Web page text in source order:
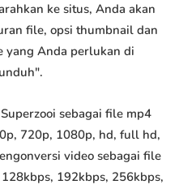
ke situs, Anda akan
file, opsi thumbnail dan
Anda perlukan di
sebagai file mp4
720p, 1080p, hd, full hd,
video sebagai file
192kbps, 256kbps,